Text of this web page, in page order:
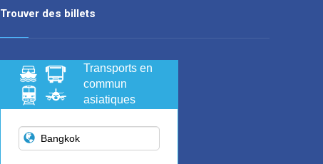
Trouver des billets
Transports en
commun
asiatiques